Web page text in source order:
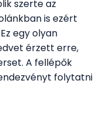
szerte az
is ezért
egy olyan
érzett erre,
A fellépők
folytatni